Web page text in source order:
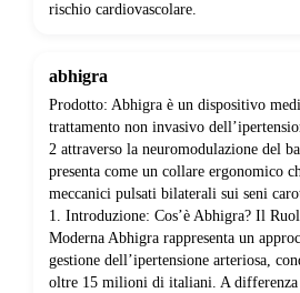
rischio cardiovascolare.
abhigra
Prodotto: Abhigra è un dispositivo
trattamento non invasivo
2 attraverso la neuromodulazione del
presenta come un collare ergonomico
meccanici pulsati bilaterali sui seni
1. Introduzione: Cos’è Abhigra? Il
Moderna Abhigra rappresenta un
gestione dell’ipertensione arteriosa,
oltre 15 milioni di italiani. A differenza